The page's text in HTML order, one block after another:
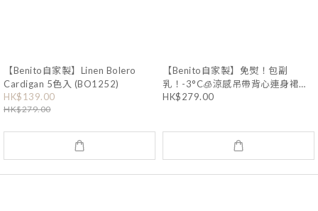
【Benito自家製】Linen Bolero
Cardigan 5色入 (BO1252)
HK$139.00
HK$279.00
【Benito自家製】免熨！包副
乳！-3°C🧊涼感吊帶背心連身裙
(BO1396)
HK$279.00